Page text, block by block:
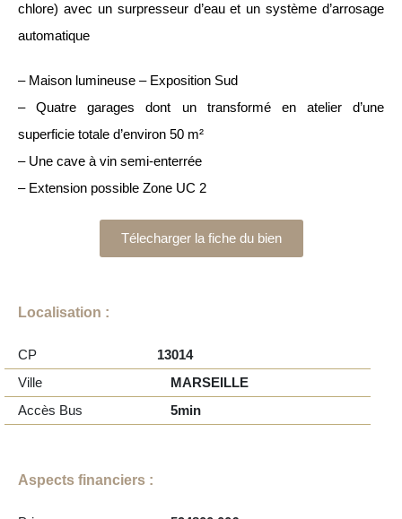
chlore) avec un surpresseur d’eau et un système d’arrosage
automatique
– Maison lumineuse – Exposition Sud
– Quatre garages dont un transformé en atelier d’une
superficie totale d’environ 50 m²
– Une cave à vin semi-enterrée
– Extension possible Zone UC 2
Télecharger la fiche du bien
Localisation :
CP
13014
Ville
MARSEILLE
Accès Bus
5min
Aspects financiers :